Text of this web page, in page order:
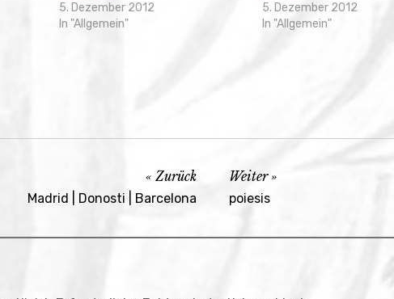
5. Dezember 2012
In "Allgemein"
5. Dezember 2012
In "Allgemein"
Zurück
Madrid | Donosti | Barcelona
Weiter
poiesis